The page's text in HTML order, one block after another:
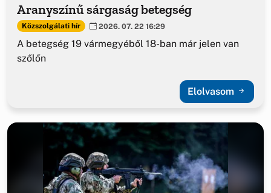
Aranyszínű sárgaság betegség
Közszolgálati hír 2026. 07. 22 16:29
A betegség 19 vármegyéből 18-ban már jelen van
szőlőn
Elolvasom